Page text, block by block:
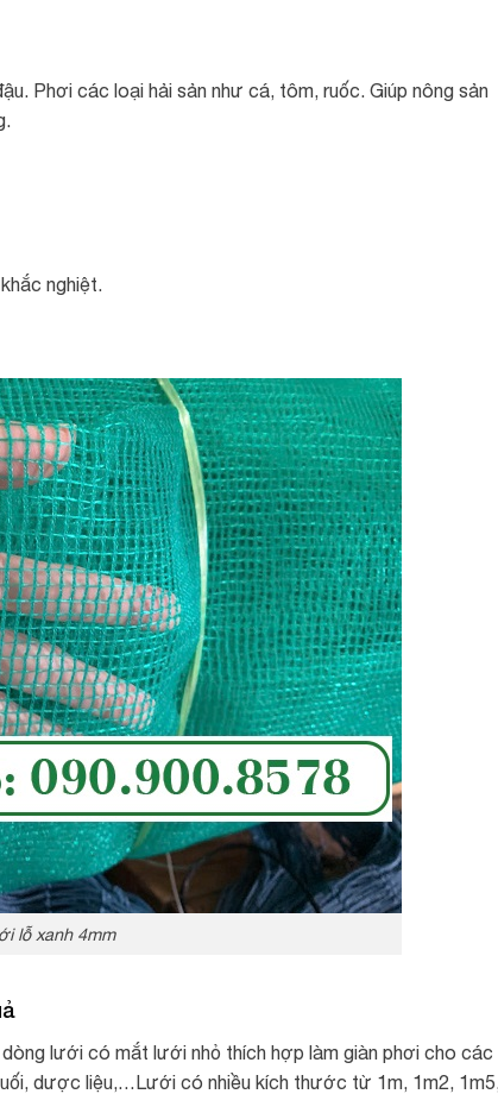
Phơi các loại hải sản như cá, tôm, ruốc. Giúp nông sản
nghiệt.
lỗ xanh 4mm
dòng lưới có mắt lưới nhỏ thích hợp làm giàn phơi cho các
dược liệu,…Lưới có nhiều kích thước từ 1m, 1m2,